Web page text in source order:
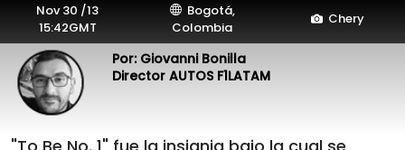
Nov 30 /13
15:42GMT
Bogotá,
Colombia
Chery
Por: Giovanni Bonilla
Director AUTOS F1LATAM